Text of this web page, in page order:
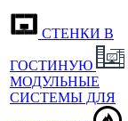
СТЕНКИ В
ГОСТИНУЮ
МОДУЛЬНЫЕ
СИСТЕМЫ ДЛЯ